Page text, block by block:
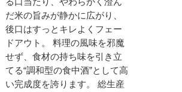
だ米の旨みが静かに広がり、
後口はすっとキレよくフェー
ドアウト。 料理の風味を邪魔
せず、食材の持ち味を引き立
てる“調和型の食中酒”として高
い完成度を誇ります。 総生産